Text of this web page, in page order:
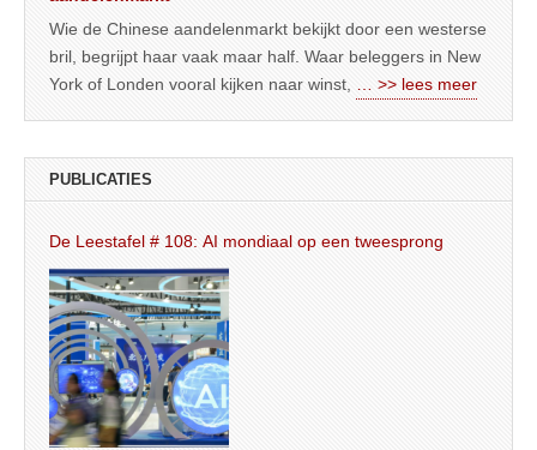
Wie de Chinese aandelenmarkt bekijkt door een westerse
bril, begrijpt haar vaak maar half. Waar beleggers in New
York of Londen vooral kijken naar winst,
… >> lees meer
PUBLICATIES
De Leestafel # 108: AI mondiaal op een tweesprong